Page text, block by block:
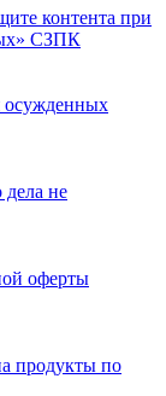
контента при
СЗПК
осужденных
не
оферты
продукты по